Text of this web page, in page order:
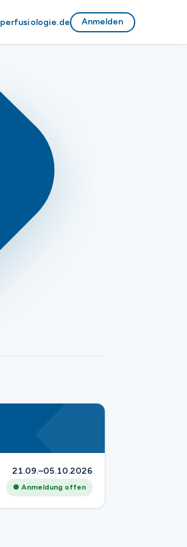
perfusiologie.de Anmelden
21.09.–05.10.2026
● Anmeldung offen